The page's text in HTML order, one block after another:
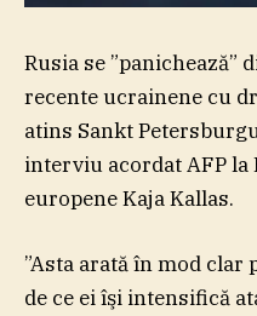
Rusia se ”panichează”
recente ucrainene cu
atins Sankt
interviu acordat AFP
europene Kaja Kallas.
”Asta arată în mod
de ce ei îşi intensifică